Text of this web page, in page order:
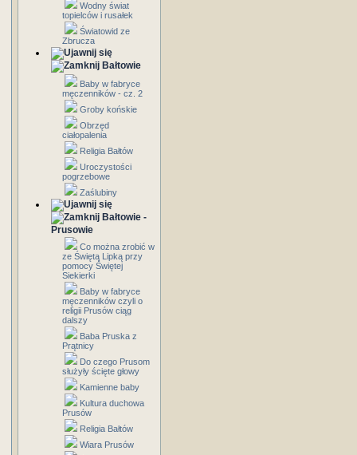
Wodny świat
topielców i rusałek
Światowid ze
Zbrucza
Bałtowie
Baby w fabryce
męczenników - cz. 2
Groby końskie
Obrzęd
ciałopalenia
Religia Bałtów
Uroczystości
pogrzebowe
Zaślubiny
Bałtowie -
Prusowie
Co można zrobić w
ze Świętą Lipką przy
pomocy Świętej
Siekierki
Baby w fabryce
męczenników czyli o
religii Prusów ciąg
dalszy
Baba Pruska z
Prątnicy
Do czego Prusom
służyły ścięte głowy
Kamienne baby
Kultura duchowa
Prusów
Religia Bałtów
Wiara Prusów